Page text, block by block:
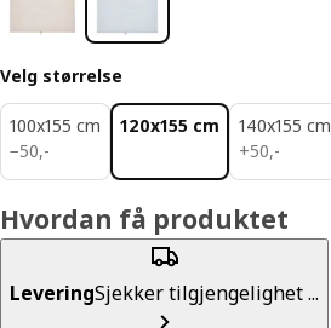
Velg størrelse
100x155 cm
−50,-
50,-
120x155 cm
140x155 cm
+50,-
50,-
Hvordan få produktet
LeveringSjekker tilgjengelighet ...